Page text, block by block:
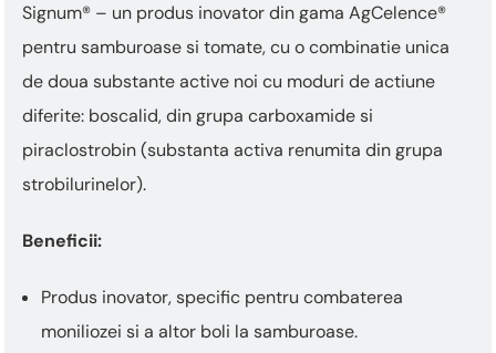
Signum® – un produs inovator din gama AgCelence®
pentru samburoase si tomate, cu o combinatie unica
de doua substante active noi cu moduri de actiune
diferite: boscalid, din grupa carboxamide si
piraclostrobin (substanta activa renumita din grupa
strobilurinelor).
Beneficii:
Produs inovator, specific pentru combaterea
moniliozei si a altor boli la samburoase.